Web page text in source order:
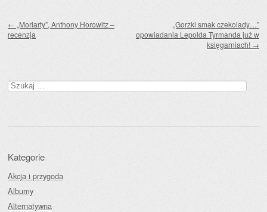
← „Moriarty”, Anthony Horowitz –
recenzja
„Gorzki smak czekolady…”
opowiadania Lepolda Tyrmanda już w
księgarniach! →
Szukaj:
Kategorie
Akcja i przygoda
Albumy
Alternatywna